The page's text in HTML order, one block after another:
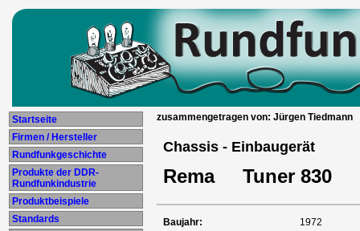
Startseite
Firmen / Hersteller
Rundfunkgeschichte
Produkte der DDR-
Rundfunkindustrie
Produktbeispiele
Standards
zusammengetragen von: Jürgen Tiedmann
Chassis - Einbaugerät
Rema Tuner 830
Baujahr:
1972